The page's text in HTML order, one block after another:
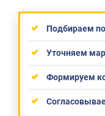
Подбираем
Уточняем
Формируем